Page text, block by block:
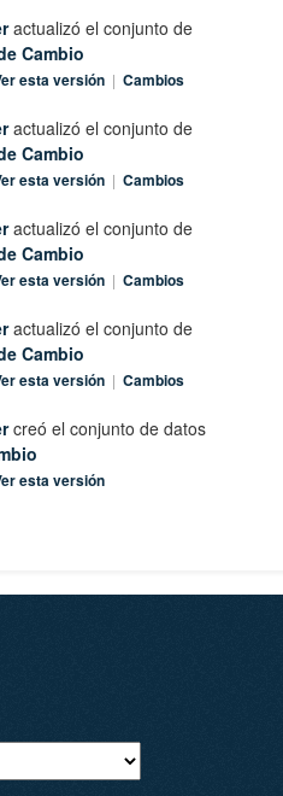
actualizó el conjunto de
Cambio
esta versión | Cambios
actualizó el conjunto de
Cambio
esta versión | Cambios
actualizó el conjunto de
Cambio
esta versión | Cambios
actualizó el conjunto de
Cambio
esta versión | Cambios
creó el conjunto de datos
esta versión